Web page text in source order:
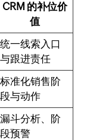
CRM 的补位价
值
统一线索入口
与跟进责任
标准化销售阶
段与动作
漏斗分析、阶
段预警